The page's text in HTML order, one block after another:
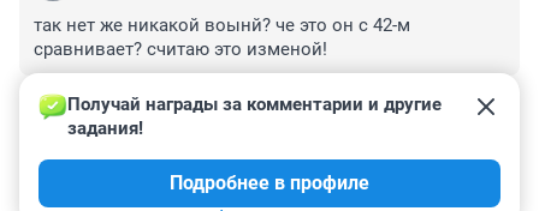
так нет же никакой воынй? че это он с 42-м
сравнивает? считаю это изменой!
Гость
Будет много новых самоваров
Получай награды за комментарии и другие
задания!
Подробнее в профиле